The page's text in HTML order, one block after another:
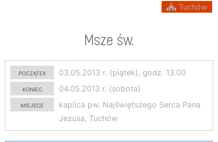
Tuchów
Msze św.
początek
03.05.2013 r. (piątek), godz. 13.00
koniec
04.05.2013 r. (sobota)
miejsce
kaplica pw. Najświętszego Serca Pana
Jezusa, Tuchów